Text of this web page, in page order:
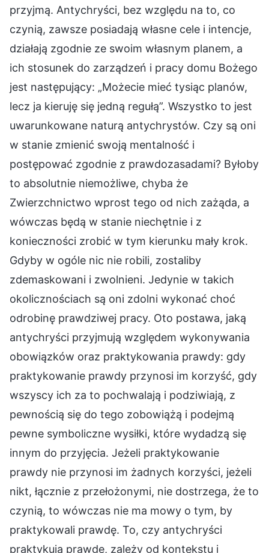
przyjmą. Antychryści, bez względu na to, co
czynią, zawsze posiadają własne cele i intencje,
działają zgodnie ze swoim własnym planem, a
ich stosunek do zarządzeń i pracy domu Bożego
jest następujący: „Możecie mieć tysiąc planów,
lecz ja kieruję się jedną regułą”. Wszystko to jest
uwarunkowane naturą antychrystów. Czy są oni
w stanie zmienić swoją mentalność i
postępować zgodnie z prawdozasadami? Byłoby
to absolutnie niemożliwe, chyba że
Zwierzchnictwo wprost tego od nich zażąda, a
wówczas będą w stanie niechętnie i z
konieczności zrobić w tym kierunku mały krok.
Gdyby w ogóle nic nie robili, zostaliby
zdemaskowani i zwolnieni. Jedynie w takich
okolicznościach są oni zdolni wykonać choć
odrobinę prawdziwej pracy. Oto postawa, jaką
antychryści przyjmują względem wykonywania
obowiązków oraz praktykowania prawdy: gdy
praktykowanie prawdy przynosi im korzyść, gdy
wszyscy ich za to pochwalają i podziwiają, z
pewnością się do tego zobowiążą i podejmą
pewne symboliczne wysiłki, które wydadzą się
innym do przyjęcia. Jeżeli praktykowanie
prawdy nie przynosi im żadnych korzyści, jeżeli
nikt, łącznie z przełożonymi, nie dostrzega, że to
czynią, to wówczas nie ma mowy o tym, by
praktykowali prawdę. To, czy antychryści
praktykują prawdę, zależy od kontekstu i